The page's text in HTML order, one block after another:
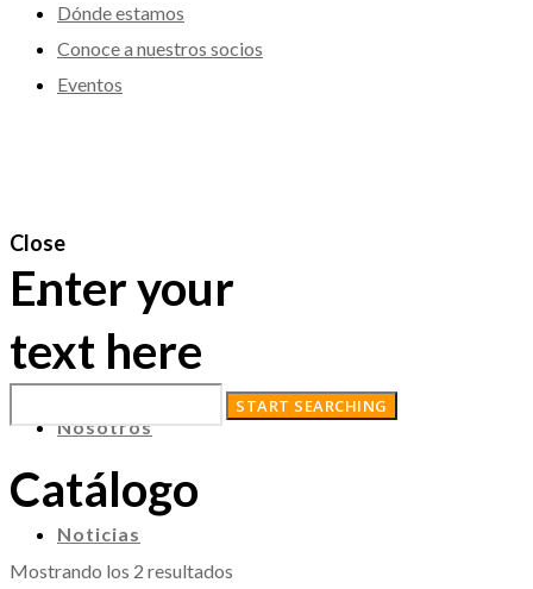
Dónde estamos
Conoce a nuestros socios
Eventos
Nosotros
Noticias
Close
Enter your
text here
Catálogo
Mostrando los 2 resultados